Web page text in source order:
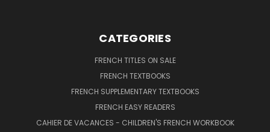
CATEGORIES
FRENCH TITLES ON SALE
FRENCH TEXTBOOKS
FRENCH SUPPLEMENTARY TEXTBOOKS
FRENCH EASY READERS
CAHIER DE VACANCES - CHILDREN'S FRENCH WORKBOOK